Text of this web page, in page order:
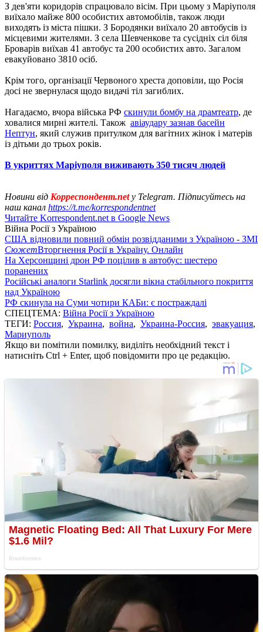
З дев'яти коридорів спрацювало вісім. При цьому з Маріуполя
виїхало майже 800 особистих автомобілів, також люди
виходять із міста пішки. З Бородянки виїхало 20 автобусів із
місцевими жителями. З села Шевченкове та сусідніх сіл біля
Броварів виїхав 41 автобус та 200 особистих авто. Загалом
евакуйовано 3810 осіб.
Крім того, організації Червоного хреста доповіли, що Росія
досі не звернулася щодо видачі тіл загиблих.
Нагадаємо, вчора війська РФ скинули бомбу на драмтеатр, де
ховалися мирні жителі. Також авіаудару зазнав басейн
Нептун, який служив притулком для вагітних жінок і матерів
із дітьми до трьох років.
В укриттях Маріуполя виживають 350 тисяч людей
Новини від Корреспондент.netу Telegram. Підписуйтесь на
наш канал https://t.me/korrespondentnet
Читайте Korrespondent.net в Google News
Війна Росії з Україною
США відновили повний обмін розвідданими з Україною - ЗМІ
СюжетВторгнення Росії в Україну. Онлайн
На Херсонщині дрон РФ поцілив в автобус: шестеро
поранених
Російські аналоги Starlink досягли вікна стабільного покриття
над Україною
РФ скинула на Суми чотири КАБи: є постраждалі
СПЕЦТЕМА: Війна Росії з Україною
ТЕГИ: Россия, Украина, война, Украина-Россия, эвакуация,
Мариуполь
Якщо ви помітили помилку, виділіть необхідний текст і
натисніть Ctrl + Enter, щоб повідомити про це редакцію.